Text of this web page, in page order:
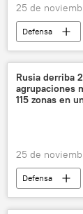
25 de
Defensa
Hamás
Rusia derriba
agrupaciones
115 zonas en
25 de
Defensa